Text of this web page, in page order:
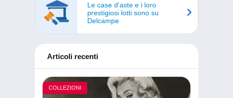
Le case d'aste e i loro
prestigiosi lotti sono su
Delcampe
Articoli recenti
COLLEZIONI